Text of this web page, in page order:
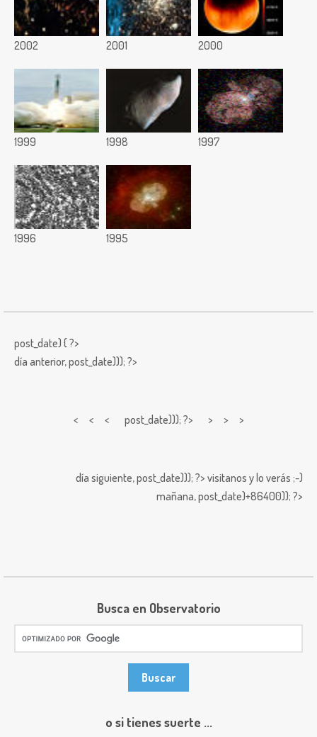
2002 2001 2000
1999 1998 1997
1996 1995
post_date) { ?>
día anterior,post_date))); ?>
< < < post_date))); ?> > > >
día siguiente,post_date))); ?> visitanos y lo verás ;-)
mañana,post_date)+86400)); ?>
Busca en Observatorio
o si tienes suerte ...